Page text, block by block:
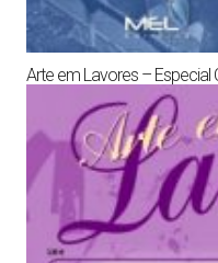
Arte em Lavores – Especial